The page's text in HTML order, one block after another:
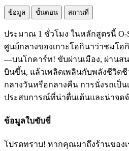
ข้อมูล ขั้นตอน สถานที่
ประมาณ 1 ชั่วโมง ในหลักสูตรนี้ O-
ศูนย์กลางของเกาะโอกินาว่าชมโ
—บนโกคาร์ท! ขับผ่านเมือง, ผ่านส
บินขึ้น, แล้วเพลิดเพลินกับพลังชีวิต
กลางวันหรือกลางคืน การนั่งรถเป็
ประสบการณ์ที่น่าตื่นเต้นและน่าจด
ข้อมูลใบขับขี่
โปรดทราบ! หากคุณมาถึงร้านของ